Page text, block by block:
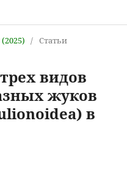
/ Статьи
видов
жуков
в